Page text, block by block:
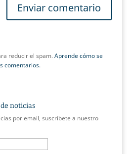
reducir el spam.Aprende cómo se
comentarios.
noticias
por email, suscríbete a nuestro